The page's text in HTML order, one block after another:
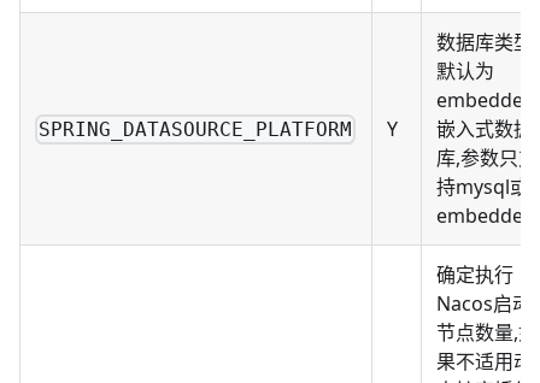
SPRING_DATASOURCE_PLATFORM Y
数据库类型,
默认为
embedded
嵌入式数据
库,参数只支
持mysql或
embedded
确定执行
Nacos启动
节点数量,如
果不适用动